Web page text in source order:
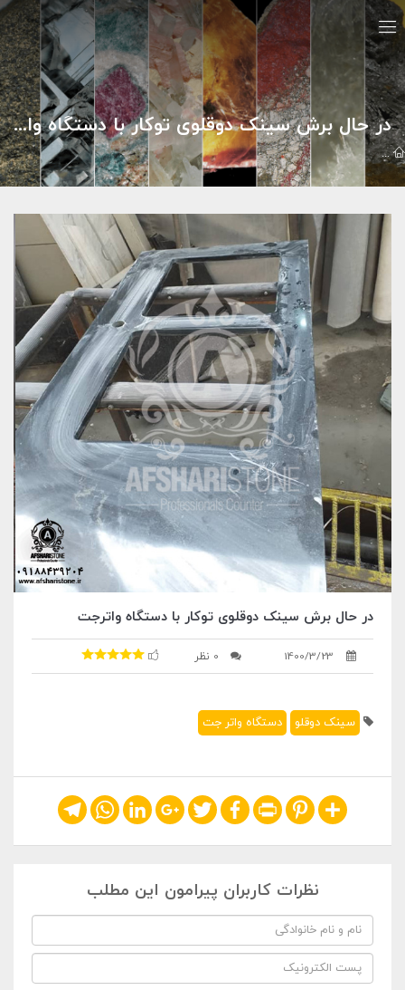
در حال برش سینک دوقلوی توکار با دستگاه واترجت
گالري تصاوير انبار سنگ افشاری در حال برش سینک دوقلوی توکار با
در حال برش سینک دوقلوی توکار با دستگاه واترجت
1400/3/23 0 نظر
سینک دوقلو دستگاه واتر جت
Share
Pinterest
Print
Facebook
Twitter
Google+
LinkedIn
WhatsApp
Telegram
نظرات کاربران پیرامون این مطلب